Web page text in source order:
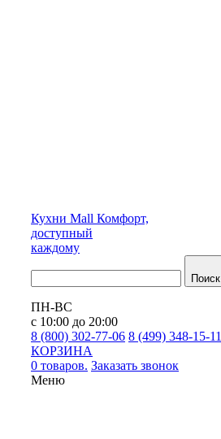
Кухни Mall Комфорт,
доступный
каждому
Поиск
ПН-ВС
с 10:00 до 20:00
8 (800) 302-77-06 8 (499) 348-15-11
КОРЗИНА
0 товаров. Заказать звонок
Меню